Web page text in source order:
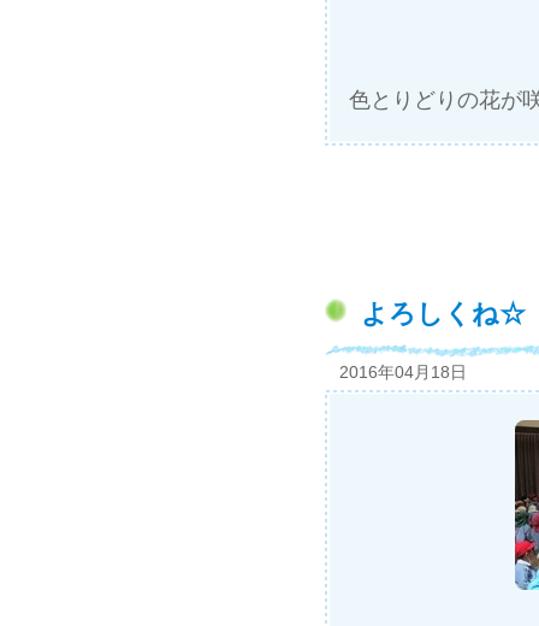
色とりどりの花が
よろしくね☆
2016年04月18日